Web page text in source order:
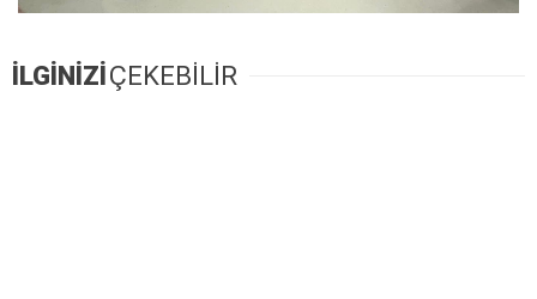
İLGİNİZİÇEKEBİLİR